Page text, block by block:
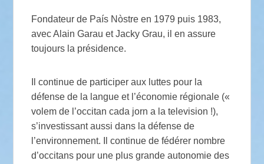
Fondateur de País Nòstre en 1979 puis 1983,
avec Alain Garau et Jacky Grau, il en assure
toujours la présidence.
Il continue de participer aux luttes pour la
défense de la langue et l’économie régionale («
volem de l’occitan cada jorn a la television !),
s’investissant aussi dans la défense de
l’environnement. Il continue de fédérer nombre
d’occitans pour une plus grande autonomie des